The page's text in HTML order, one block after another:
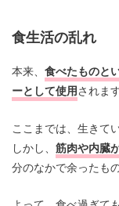
食生活の乱れ
本来、 食べたものと
ーとして使用 されます
ここまでは、生きて
しかし、 筋肉や内臓
分のなかで余ったも